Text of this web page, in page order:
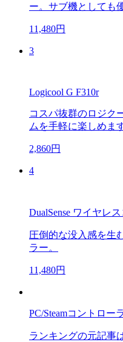
ー。サブ機としても
11,480円
3
Logicool G F310r
コスパ抜群のロジク
ムを手軽に楽しめま
2,860円
4
DualSense ワイヤレ
圧倒的な没入感を生
ラー。
11,480円
PC/Steamコントロー
ランキングの元記事